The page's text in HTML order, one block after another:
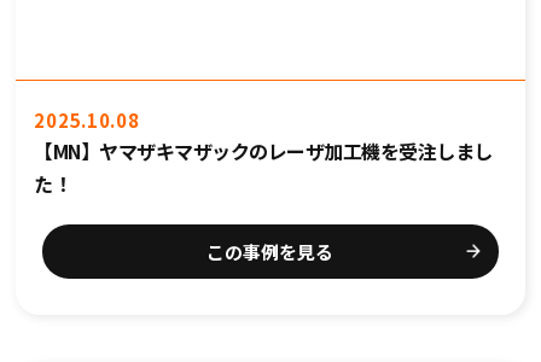
2025.10.08
【MN】ヤマザキマザックのレーザ加工機を受注しまし
た！
この事例を見る